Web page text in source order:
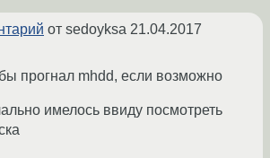
от sedoyksa 21.04.2017
прогнал mhdd, если возможно
имелось ввиду посмотреть